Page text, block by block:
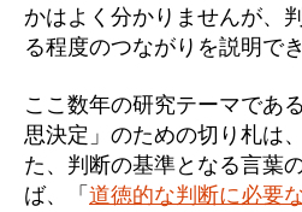
かはよく分かりませんが、
る程度のつながりを説明で
ここ数年の研究テーマであ
思決定」のための切り札は
た、判断の基準となる言葉
ば、「 道徳的な判断に必要